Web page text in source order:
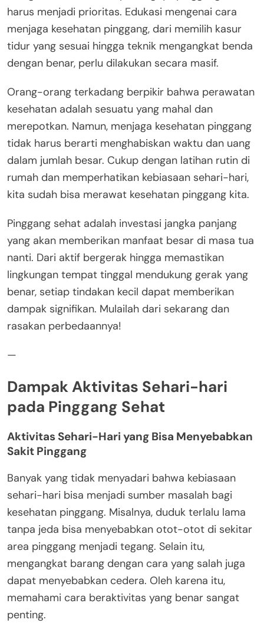
harus menjadi prioritas. Edukasi mengenai cara
menjaga kesehatan pinggang, dari memilih kasur
tidur yang sesuai hingga teknik mengangkat benda
dengan benar, perlu dilakukan secara masif.
Orang-orang terkadang berpikir bahwa perawatan
kesehatan adalah sesuatu yang mahal dan
merepotkan. Namun, menjaga kesehatan pinggang
tidak harus berarti menghabiskan waktu dan uang
dalam jumlah besar. Cukup dengan latihan rutin di
rumah dan memperhatikan kebiasaan sehari-hari,
kita sudah bisa merawat kesehatan pinggang kita.
Pinggang sehat adalah investasi jangka panjang
yang akan memberikan manfaat besar di masa tua
nanti. Dari aktif bergerak hingga memastikan
lingkungan tempat tinggal mendukung gerak yang
benar, setiap tindakan kecil dapat memberikan
dampak signifikan. Mulailah dari sekarang dan
rasakan perbedaannya!
—
Dampak Aktivitas Sehari-hari
pada Pinggang Sehat
Aktivitas Sehari-Hari yang Bisa Menyebabkan
Sakit Pinggang
Banyak yang tidak menyadari bahwa kebiasaan
sehari-hari bisa menjadi sumber masalah bagi
kesehatan pinggang. Misalnya, duduk terlalu lama
tanpa jeda bisa menyebabkan otot-otot di sekitar
area pinggang menjadi tegang. Selain itu,
mengangkat barang dengan cara yang salah juga
dapat menyebabkan cedera. Oleh karena itu,
memahami cara beraktivitas yang benar sangat
penting.